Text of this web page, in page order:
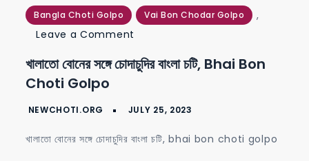
Bangla Choti Golpo ,
Vai Bon Chodar Golpo
Leave a Comment
বোনের
চোদাচুদির
খালাতো বোনের সঙ্গে চোদাচুদির বাংলা চটি, Bhai Bon
Choti Golpo
খালাতো বোনের সঙ্গে চোদাচুদির বাংলা চটি, bhai bon choti golpo